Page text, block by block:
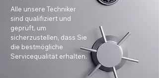
Alle unsere Techniker
sind qualifiziert und
geprüft, um
sicherzustellen, dass Sie
die bestmögliche
Servicequalität erhalten.